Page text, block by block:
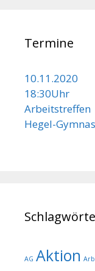
Termine
10.11.2020
18:30Uhr
Arbeitstreffen
Hegel-
AG Aktion